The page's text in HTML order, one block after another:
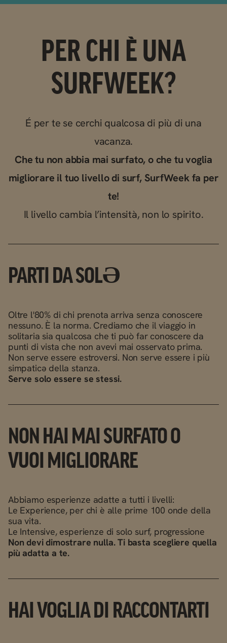
PER CHI È UNA
SURFWEEK?
É per te se cerchi qualcosa di più di una
vacanza.
Che tu non abbia mai surfato, o che tu voglia
migliorare il tuo livello di surf, SurfWeek fa per
te!
Il livello cambia l’intensità, non lo spirito.
PARTI DA SOLƏ
Oltre l'80% di chi prenota arriva senza conoscere
nessuno. È la norma. Crediamo che il viaggio in
solitaria sia qualcosa che ti può far conoscere da
punti di vista che non avevi mai osservato prima.
Non serve essere estroversi. Non serve essere i più
simpaticə della stanza.
Serve solo essere se stessi.
NON HAI MAI SURFATO O
VUOI MIGLIORARE
Abbiamo esperienze adatte a tutti i livelli:
Le Experience, per chi è alle prime 100 onde della
sua vita.
Le Intensive, esperienze di solo surf, progressione
Non devi dimostrare nulla. Ti basta scegliere quella
più adatta a te.
HAI VOGLIA DI RACCONTARTI